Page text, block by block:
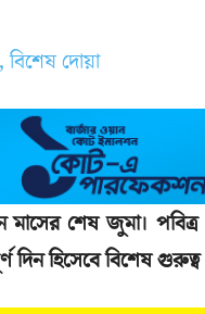
শেষ জুমা। পবিত্র
দিন হিসেবে বিশেষ